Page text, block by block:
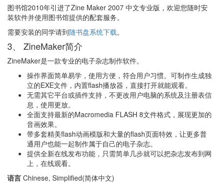
图书馆2010年引进了Zine Maker 2007 中文专业版，欢迎您随时安
装软件并使用图书馆提供的配套服务。
需要安装的同学请到随书盘系统下载。
3、 ZineMaker简介
ZineMaker是一款专业的电子杂志制作软件。
操作界面简单易学，使用方便，符合用户习惯。可制作生成独
立的EXE文件，内置flash播放器，直接打开就能观看。
无需其它平台或插件支持，不更改用户电脑的系统及注册表信
息，使用更放。
全面支持最新的Macromedia FLASH 8文件格式，展现更加的
音画效果。
带多套精美flash动画模版和大量的flash页面特效，让更多普
通用户也能一起制作属于自己的电子杂志。
提供全新在线发布功能，只需简单几步就可以把杂志发布到网
上，在线观看。
语言 Chinese, Simplified(简体中文)